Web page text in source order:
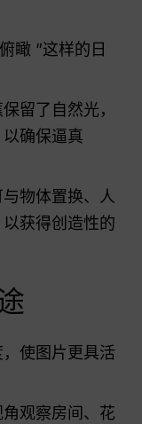
瞰 ”这样的日
留了自然光，
确保逼真
物体置换、人
获得创造性的
使图片更具活
观察房间、花